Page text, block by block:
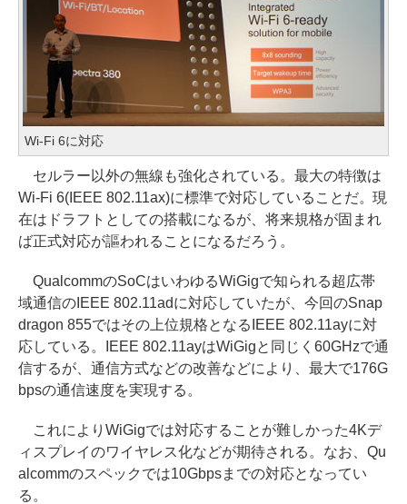
Wi-Fi 6に対応
セルラー以外の無線も強化されている。最大の特徴は
Wi-Fi 6(IEEE 802.11ax)に標準で対応していることだ。現
在はドラフトとしての搭載になるが、将来規格が固まれ
ば正式対応が謳われることになるだろう。
QualcommのSoCはいわゆるWiGigで知られる超広帯
域通信のIEEE 802.11adに対応していたが、今回のSnap
dragon 855ではその上位規格となるIEEE 802.11ayに対
応している。IEEE 802.11ayはWiGigと同じく60GHzで通
信するが、通信方式などの改善などにより、最大で176G
bpsの通信速度を実現する。
これによりWiGigでは対応することが難しかった4Kデ
ィスプレイのワイヤレス化などが期待される。なお、Qu
alcommのスペックでは10Gbpsまでの対応となってい
る。